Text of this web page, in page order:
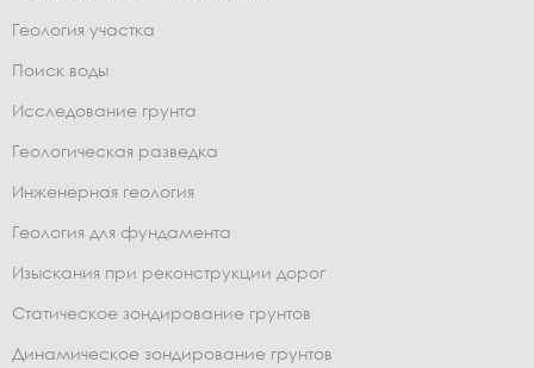
Геология участка
Поиск воды
Исследование грунта
Геологическая разведка
Инженерная геология
Геология для фундамента
Изыскания при реконструкции дорог
Статическое зондирование грунтов
Динамическое зондирование грунтов